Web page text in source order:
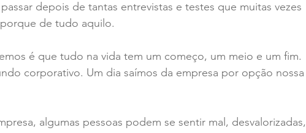
depois de tantas entrevistas e testes que muitas vezes
de tudo aquilo.
é que tudo na vida tem um começo, um meio e um fim.
corporativo. Um dia saímos da empresa por opção nossa
algumas pessoas podem se sentir mal, desvalorizadas,